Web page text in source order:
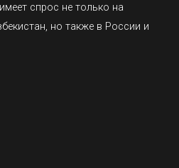
спрос не только на
но также в России и